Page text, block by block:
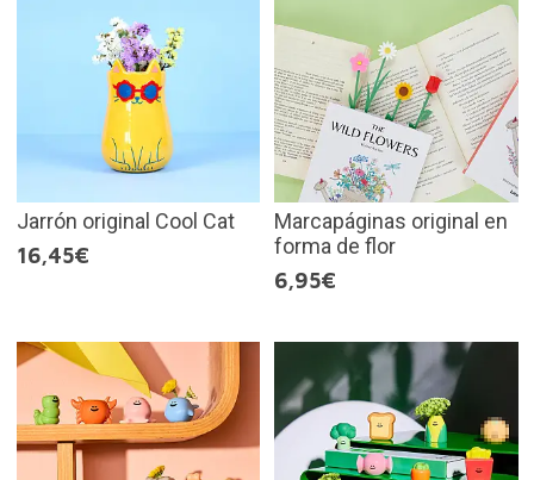
Jarrón original Cool Cat
16,45€
Marcapáginas original en
forma de flor
6,95€